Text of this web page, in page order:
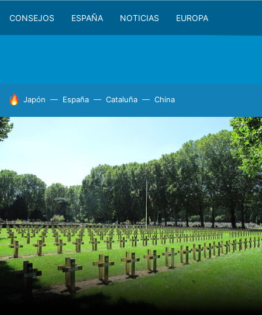
CONSEJOS ESPAÑA NOTICIAS EUROPA
HOY SE HABLA DE
Japón España Cataluña China